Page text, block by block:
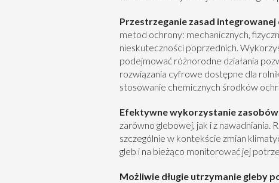
Przestrzeganie zasad integrowanej
metod ochrony: mechanicznych,
nieskuteczności poprzednich.
podejmować różnorodne działania
rozwiązania cyfrowe dostępne dla
stosowanie chemicznych środków
Efektywne wykorzystanie
zarówno glebowej, jak i z nawadniania.
szczególnie w kontekście zmian
gleb i na bieżąco monitorować jej
Możliwie długie utrzymanie gleby